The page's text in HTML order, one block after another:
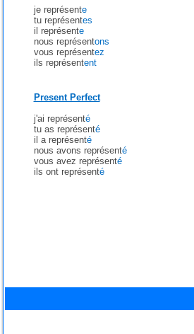
je représente
tu représentes
il représente
nous représentons
vous représentez
ils représentent
Present Perfect
j'ai représenté
tu as représenté
il a représenté
nous avons représenté
vous avez représenté
ils ont représenté